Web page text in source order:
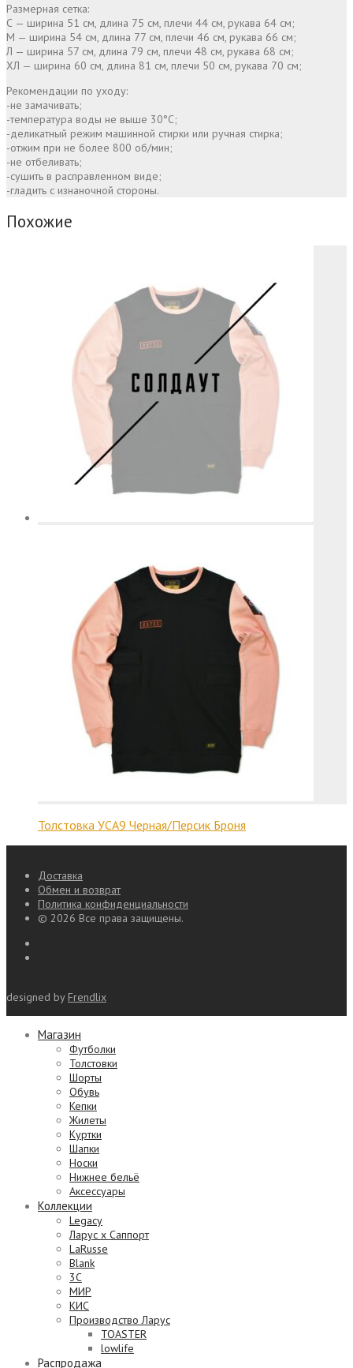
Размерная сетка:
С — ширина 51 см, длина 75 см, плечи 44 см, рукава 64 см;
М — ширина 54 см, длина 77 см, плечи 46 см, рукава 66 см;
Л — ширина 57 см, длина 79 см, плечи 48 см, рукава 68 см;
ХЛ — ширина 60 см, длина 81 см, плечи 50 см, рукава 70 см;
Рекомендации по уходу:
-не замачивать;
-температура воды не выше 30°С;
-деликатный режим машинной стирки или ручная стирка;
-отжим при не более 800 об/мин;
-не отбеливать;
-сушить в расправленном виде;
-гладить с изнаночной стороны.
Похожие
Толстовка УСА9 Черная/Персик Броня
Доставка
Обмен и возврат
Политика конфиденциальности
© 2026 Все права защищены.
designed by Frendlix
Магазин
Футболки
Толстовки
Шорты
Обувь
Кепки
Жилеты
Куртки
Шапки
Носки
Нижнее бельё
Аксессуары
Коллекции
Legacy
Ларус х Саппорт
LaRusse
Blank
3C
МИР
КИС
Производство Ларус
TOASTER
lowlife
Распродажа